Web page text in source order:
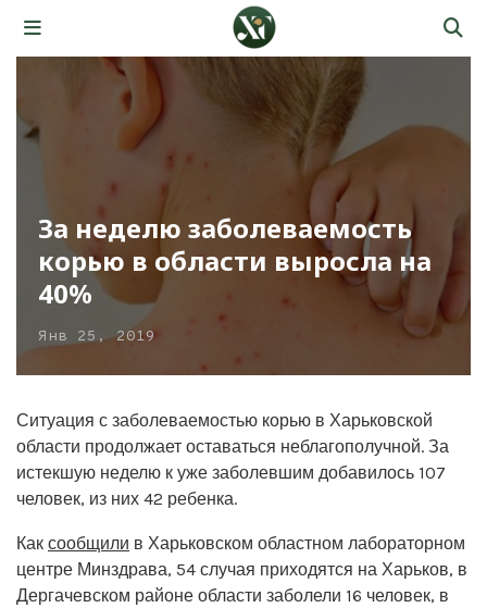
За неделю заболеваемость
корью в области выросла на
40%
Янв 25, 2019
Ситуация с заболеваемостью корью в Харьковской
области продолжает оставаться неблагополучной. За
истекшую неделю к уже заболевшим добавилось 107
человек, из них 42 ребенка.
Как сообщили в Харьковском областном лабораторном
центре Минздрава, 54 случая приходятся на Харьков, в
Дергачевском районе области заболели 16 человек, в